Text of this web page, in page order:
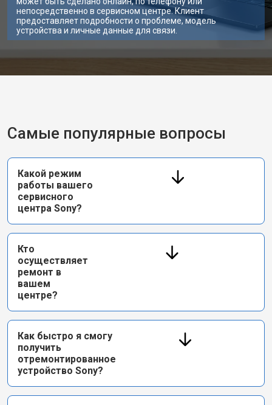
непосредственно в сервисном центре. Клиент
предоставляет подробности о проблеме, модель
устройства и личные данные для связи.
Самые популярные вопросы
Какой режим
работы вашего
сервисного
центра Sony?
Кто
осуществляет
ремонт в
вашем
центре?
Как быстро я смогу
получить
отремонтированное
устройство Sony?